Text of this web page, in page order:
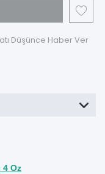
Düşünce Haber Ver
4 Oz